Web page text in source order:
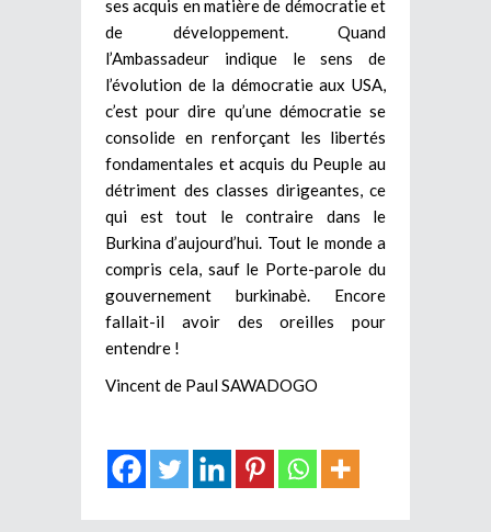
ses acquis en matière de démocratie et
de développement. Quand
l’Ambassadeur indique le sens de
l’évolution de la démocratie aux USA,
c’est pour dire qu’une démocratie se
consolide en renforçant les libertés
fondamentales et acquis du Peuple au
détriment des classes dirigeantes, ce
qui est tout le contraire dans le
Burkina d’aujourd’hui. Tout le monde a
compris cela, sauf le Porte-parole du
gouvernement burkinabè. Encore
fallait-il avoir des oreilles pour
entendre !
Vincent de Paul SAWADOGO